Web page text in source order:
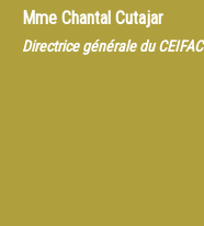
Mme Chantal Cutajar
Directrice générale du CEIFAC